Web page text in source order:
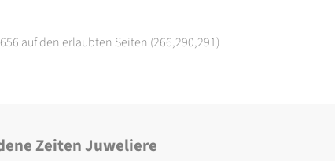
auf den erlaubten Seiten (266,290,291)
Zeiten Juweliere